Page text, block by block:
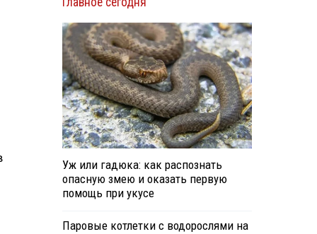
Уж или гадюка: как распознать
опасную змею и оказать первую
помощь при укусе
Паровые котлетки с водорослями на